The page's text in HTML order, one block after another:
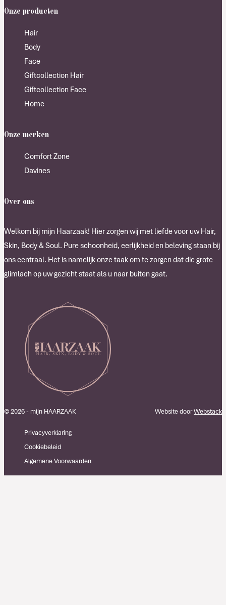
Onze producten
Hair
Body
Face
Giftcollection Hair
Giftcollection Face
Home
Onze merken
Comfort Zone
Davines
Over ons
Welkom bij mijn Haarzaak! Hier zorgen wij met liefde voor uw Hair,
Skin, Body & Soul. Pure schoonheid, eerlijkheid en beleving staan bij
ons centraal. Het is namelijk onze taak om te zorgen dat die grote
glimlach op uw gezicht staat als u naar buiten gaat.
© 2026 - mijn HAARZAAK
Privacyverklaring
Cookiebeleid
Algemene Voorwaarden
Website doorWebstack